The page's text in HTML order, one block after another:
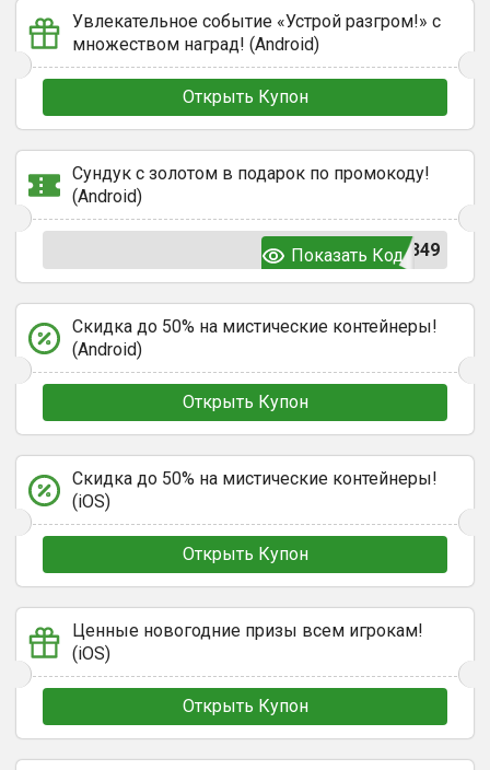
Увлекательное событие «Устрой разгром!» с
множеством наград! (Android)
Открыть Купон
Сундук с золотом в подарок по промокоду!
(Android)
349
Показать Код
Скидка до 50% на мистические контейнеры!
(Android)
Открыть Купон
Скидка до 50% на мистические контейнеры!
(iOS)
Открыть Купон
Ценные новогодние призы всем игрокам!
(iOS)
Открыть Купон